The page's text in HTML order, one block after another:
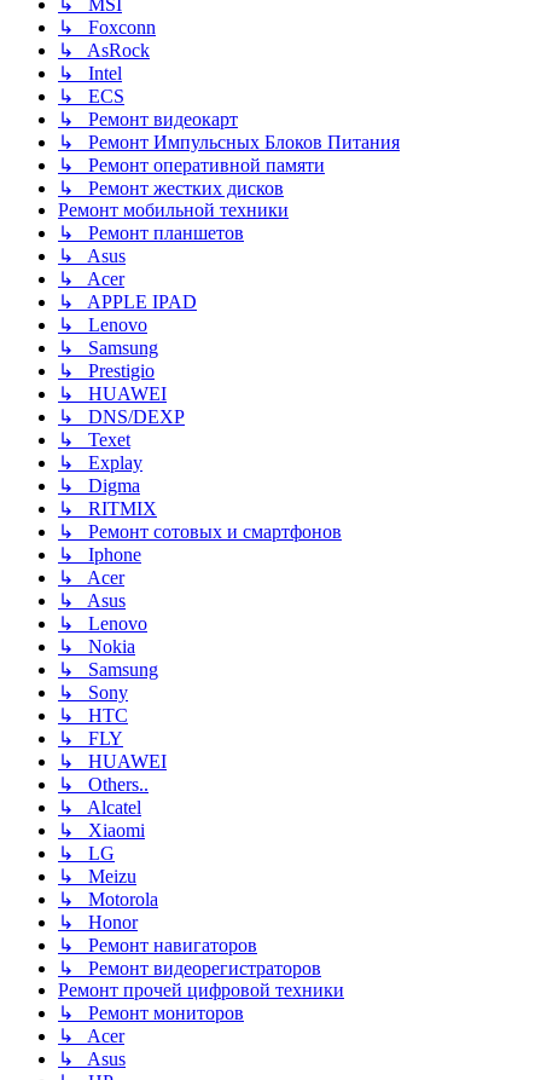
↳ MSI
↳ Foxconn
↳ AsRock
↳ Intel
↳ ECS
↳ Ремонт видеокарт
↳ Ремонт Импульсных Блоков Питания
↳ Ремонт оперативной памяти
↳ Ремонт жестких дисков
Ремонт мобильной техники
↳ Ремонт планшетов
↳ Asus
↳ Acer
↳ APPLE IPAD
↳ Lenovo
↳ Samsung
↳ Prestigio
↳ HUAWEI
↳ DNS/DEXP
↳ Texet
↳ Explay
↳ Digma
↳ RITMIX
↳ Ремонт сотовых и смартфонов
↳ Iphone
↳ Acer
↳ Asus
↳ Lenovo
↳ Nokia
↳ Samsung
↳ Sony
↳ HTC
↳ FLY
↳ HUAWEI
↳ Others..
↳ Alcatel
↳ Xiaomi
↳ LG
↳ Meizu
↳ Motorola
↳ Honor
↳ Ремонт навигаторов
↳ Ремонт видеорегистраторов
Ремонт прочей цифровой техники
↳ Ремонт мониторов
↳ Acer
↳ Asus